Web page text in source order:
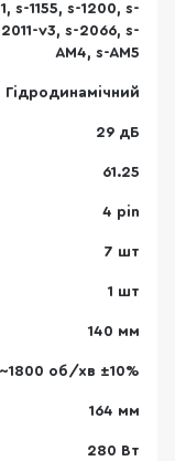
s-1155, s-1200, s-
v3, s-2066, s-
AM4, s-AM5
Гідродинамічний
29 дБ
61.25
4 pin
7 шт
1 шт
140 мм
об/хв ±10%
164 мм
280 Вт